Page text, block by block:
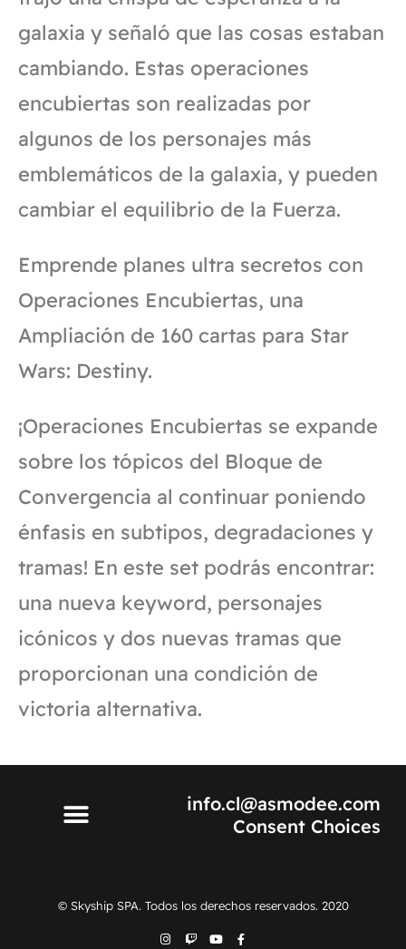
galaxia y señaló que las cosas estaban
cambiando. Estas operaciones
encubiertas son realizadas por
algunos de los personajes más
emblemáticos de la galaxia, y pueden
cambiar el equilibrio de la Fuerza.
Emprende planes ultra secretos con
Operaciones Encubiertas, una
Ampliación de 160 cartas para Star
Wars: Destiny.
¡Operaciones Encubiertas se expande
sobre los tópicos del Bloque de
Convergencia al continuar poniendo
énfasis en subtipos, degradaciones y
tramas! En este set podrás encontrar:
una nueva keyword, personajes
icónicos y dos nuevas tramas que
proporcionan una condición de
victoria alternativa.
info.cl@asmodee.com
Consent Choices
© Skyship SPA. Todos los derechos reservados. 2020